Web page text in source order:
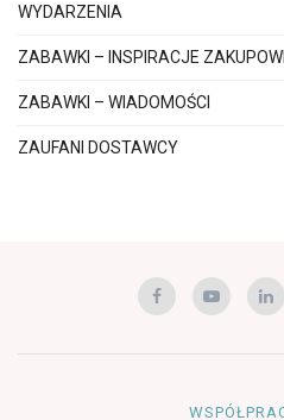
WYDARZENIA
ZABAWKI – INSPIRACJE
ZABAWKI – WIADOMOŚCI
ZAUFANI DOSTAWCY